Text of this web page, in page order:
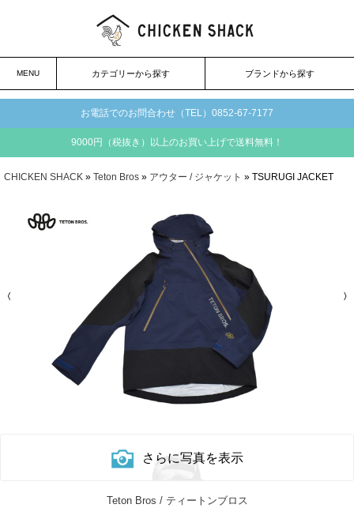
MENU カテゴリーから探す ブランドから探す
お電話でのお問合わせ（TEL）0852-67-7177
9000円（税抜き）以上のお買い上げで送料無料！
CHICKEN SHACK » Teton Bros » アウター / ジャケット » TSURUGI JACKET
さらに写真を表示
Teton Bros / ティートンブロス